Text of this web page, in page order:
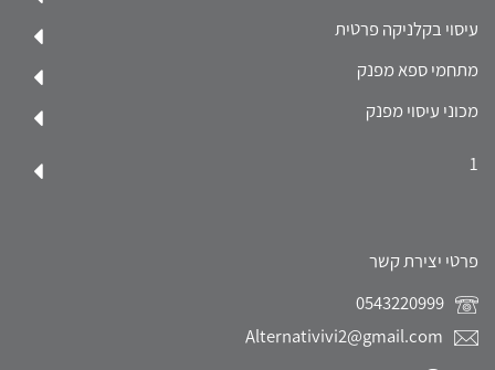
עיסוי בקלניקה פרטית
מתחמי ספא מפנק
מכוני עיסוי מפנק
1
פרטי יצירת קשר
Alternativivi2@gmail.com